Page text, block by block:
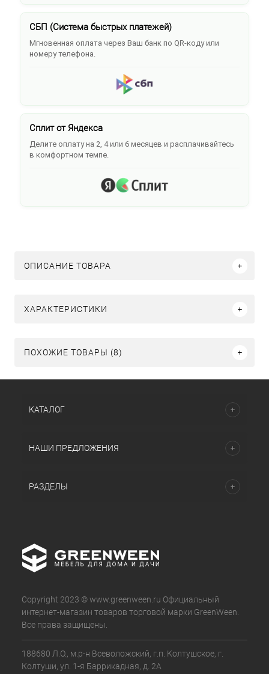
СБП (Система быстрых платежей)
Мгновенная оплата через Ваш банк по QR-коду или
номеру телефона.
Сплит от Яндекса
Делите оплату на 2, 4 или 6 месяцев и расплачивайтесь
в комфортном темпе.
ОПИСАНИЕ ТОВАРА
ХАРАКТЕРИСТИКИ
ПОХОЖИЕ ТОВАРЫ (8)
КАТАЛОГ
НАШИ ПРЕДЛОЖЕНИЯ
РАЗДЕЛЫ
Copyright 2023 © www.greenween.ru Официальный
интернет-магазин товаров торговой марки GreenWeen.
Все права защищены.
188680 Л.О., м.р-н Всеволожский, г.п. Колтушское, г.
Колтуши, ул. 1-я Баррикадная, д. 2А